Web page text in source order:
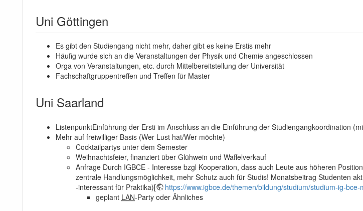
Uni Göttingen
Es gibt den Studiengang nicht mehr, daher gibt es keine Erstis mehr
Häufig wurde sich an die Veranstaltungen der Physik und Chemie angeschlossen
Orga von Veranstaltungen, etc. durch Mittelbereitstellung der Universität
Fachschaftgruppentreffen und Treffen für Master
Uni Saarland
ListenpunktEinführung der Ersti im Anschluss an die Einführung der Studiengangkoordination
Mehr auf freiwilliger Basis (Wer Lust hat/Wer möchte)
Cocktailpartys unter dem Semester
Weihnachtsfeier, finanziert über Glühwein und Waffelverkauf
Anfrage Durch IGBCE - Interesse bzgl Kooperation, dass auch Leute aus höheren
zentrale Handlungsmöglichkeit, mehr Schutz auch für Studis! Monatsbeitrag Studenten
-interessant für Praktika)[
https://www.igbce.de/themen/bildung/studium/studium-ig-bce-
geplant LAN-Party oder Ähnliches